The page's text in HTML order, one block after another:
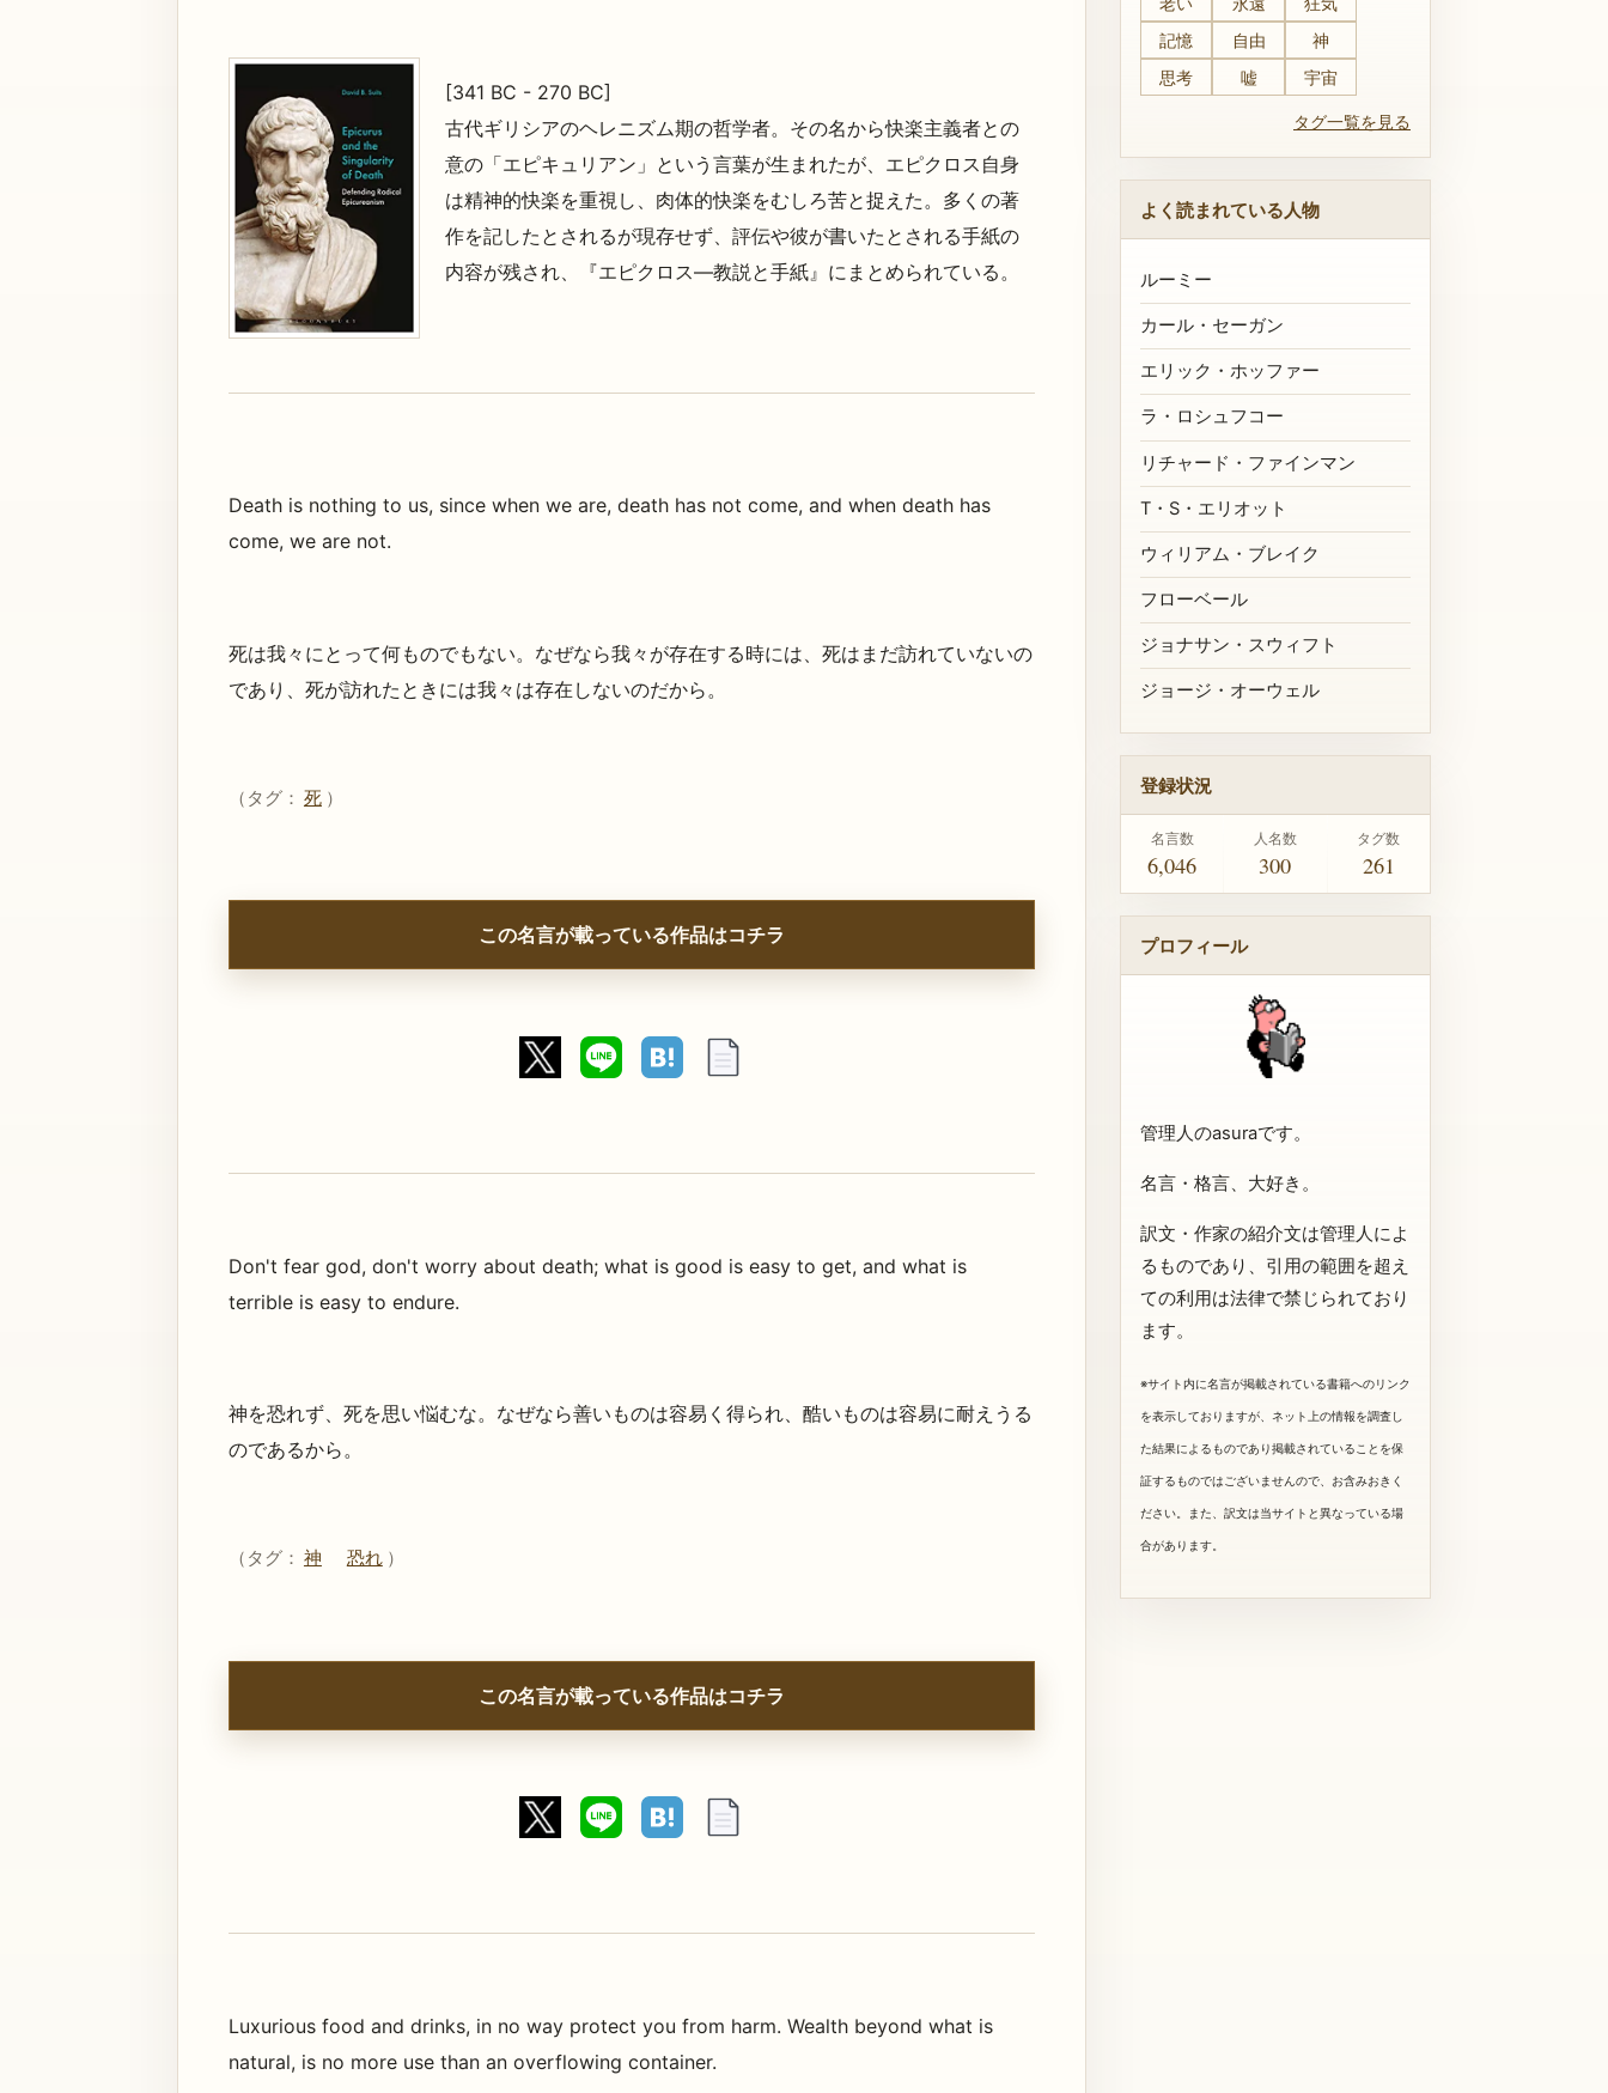
[341 BC - 270 BC]
古代ギリシアのヘレニズム期の哲学者。その名から快楽主義者との
意の「エピキュリアン」という言葉が生まれたが、エピクロス自身
は精神的快楽を重視し、肉体的快楽をむしろ苦と捉えた。多くの著
作を記したとされるが現存せず、評伝や彼が書いたとされる手紙の
内容が残され、『エピクロス―教説と手紙』にまとめられている。
Death is nothing to us, since when we are, death has not come, and when death has
come, we are not.
死は我々にとって何ものでもない。なぜなら我々が存在する時には、死はまだ訪れていないの
であり、死が訪れたときには我々は存在しないのだから。
（タグ： 死 ）
この名言が載っている作品はコチラ
Don't fear god, don't worry about death; what is good is easy to get, and what is
terrible is easy to endure.
神を恐れず、死を思い悩むな。なぜなら善いものは容易く得られ、酷いものは容易に耐えうる
のであるから。
（タグ： 神 恐れ ）
この名言が載っている作品はコチラ
Luxurious food and drinks, in no way protect you from harm. Wealth beyond what is
natural, is no more use than an overflowing container.
記憶
自由
神
思考
嘘 宇宙
タグ一覧を見る
よく読まれている人物
ルーミー
カール・セーガン
エリック・ホッファー
ラ・ロシュフコー
リチャード・ファインマン
T・S・エリオット
ウィリアム・ブレイク
フローベール
ジョナサン・スウィフト
ジョージ・オーウェル
登録状況
名言数
6,046
人名数
300
タグ数
261
プロフィール
管理人のasuraです。
名言・格言、大好き。
訳文・作家の紹介文は管理人によ
るものであり、引用の範囲を超え
ての利用は法律で禁じられており
ます。
※サイト内に名言が掲載されている書籍へのリンク
を表示しておりますが、ネット上の情報を調査し
た結果によるものであり掲載されていることを保
証するものではございませんので、お含みおきく
ださい。また、訳文は当サイトと異なっている場
合があります。